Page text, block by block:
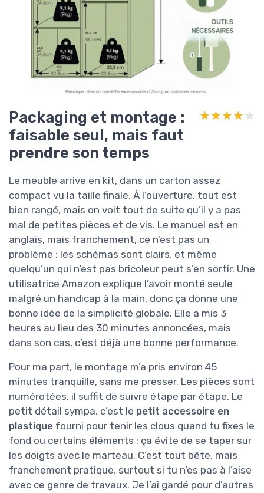
Packaging et montage :
faisable seul, mais faut
prendre son temps
★★★★★
★★★★★
Le meuble arrive en kit, dans un carton assez
compact vu la taille finale. À l’ouverture, tout est
bien rangé, mais on voit tout de suite qu’il y a pas
mal de petites pièces et de vis. Le manuel est en
anglais, mais franchement, ce n’est pas un
problème : les schémas sont clairs, et même
quelqu’un qui n’est pas bricoleur peut s’en sortir. Une
utilisatrice Amazon explique l’avoir monté seule
malgré un handicap à la main, donc ça donne une
bonne idée de la simplicité globale. Elle a mis 3
heures au lieu des 30 minutes annoncées, mais
dans son cas, c’est déjà une bonne performance.
Pour ma part, le montage m’a pris environ 45
minutes tranquille, sans me presser. Les pièces sont
numérotées, il suffit de suivre étape par étape. Le
petit détail sympa, c’est le petit accessoire en
plastique fourni pour tenir les clous quand tu fixes le
fond ou certains éléments : ça évite de se taper sur
les doigts avec le marteau. C’est tout bête, mais
franchement pratique, surtout si tu n’es pas à l’aise
avec ce genre de travaux. Je l’ai gardé pour d’autres